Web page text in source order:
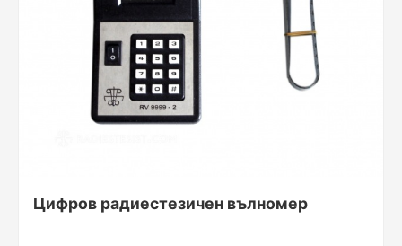
Цифров радиестезичен вълномер